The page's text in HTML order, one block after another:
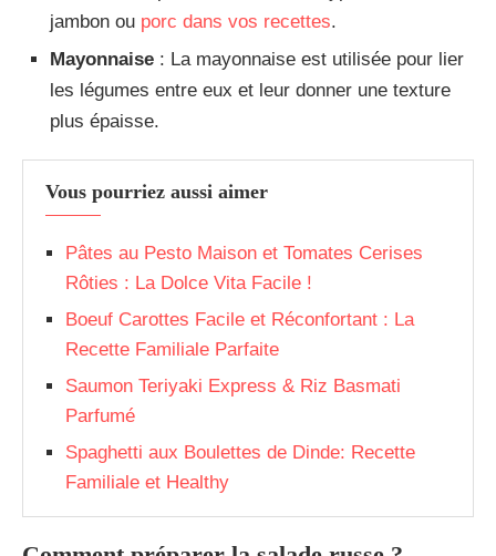
jambon ou porc dans vos recettes.
Mayonnaise : La mayonnaise est utilisée pour lier
les légumes entre eux et leur donner une texture
plus épaisse.
Vous pourriez aussi aimer
Pâtes au Pesto Maison et Tomates Cerises
Rôties : La Dolce Vita Facile !
Boeuf Carottes Facile et Réconfortant : La
Recette Familiale Parfaite
Saumon Teriyaki Express & Riz Basmati
Parfumé
Spaghetti aux Boulettes de Dinde: Recette
Familiale et Healthy